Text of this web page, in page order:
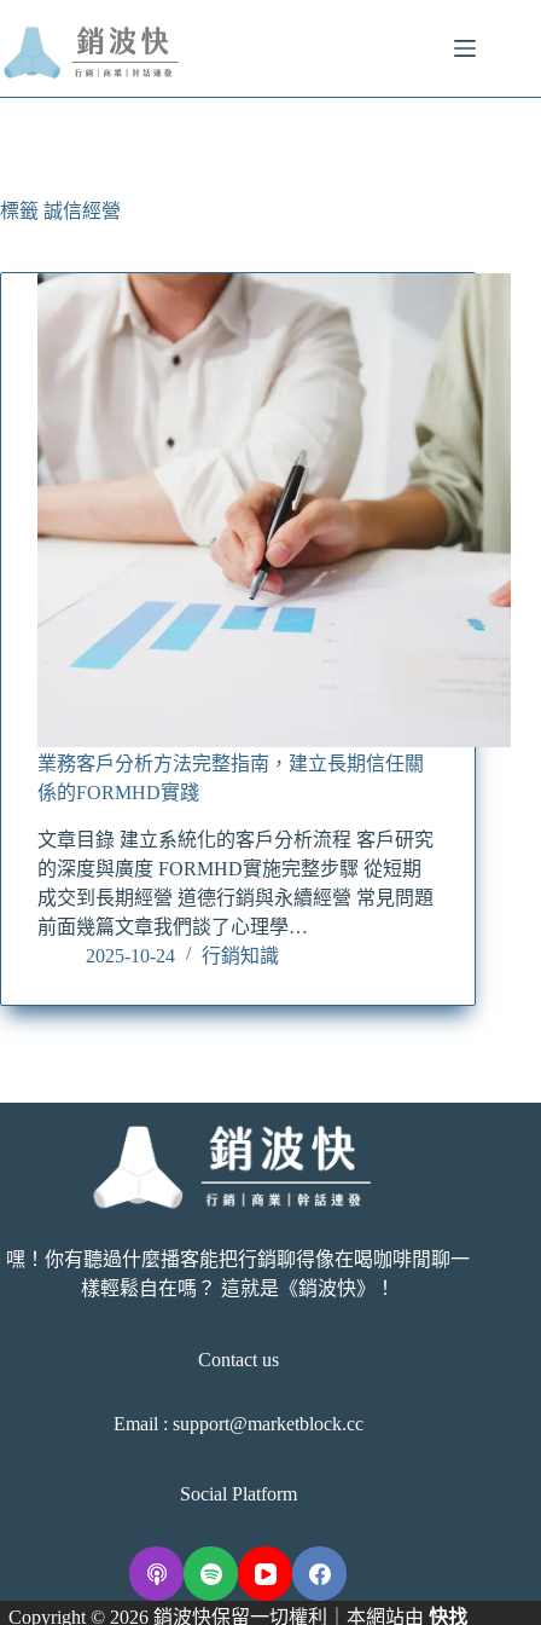
主
要
標籤 誠信經營
業務客戶分析方法完整指南，建立長期信任關
係的FORMHD實踐
文章目錄 建立系統化的客戶分析流程 客戶研究
的深度與廣度 FORMHD實施完整步驟 從短期
成交到長期經營 道德行銷與永續經營 常見問題
前面幾篇文章我們談了心理學…
2025-10-24
行銷知識
嘿！你有聽過什麼播客能把行銷聊得像在喝咖啡閒聊一
樣輕鬆自在嗎？ 這就是《銷波快》！
Contact us
Email : support@marketblock.cc
Social Platform
Copyright © 2026 銷波快保留一切權利｜本網站由快找